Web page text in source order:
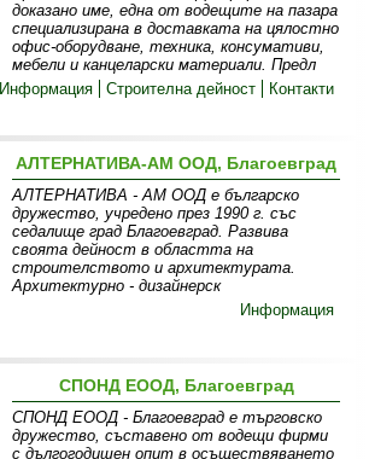
доказано име, една от водещите на пазара
специализирана в доставката на цялостно
офис-оборудване, техника, консумативи,
мебели и канцеларски материали. Предл
Информация
Строителна дейност Контакти
АЛТЕРНАТИВА-АМ ООД, Благоевград
АЛТЕРНАТИВА - АМ ООД е българско
дружество, учредено през 1990 г. със
седалище град Благоевград. Развива
своята дейност в областта на
строителството и архитектурата.
Архитектурно - дизайнерск
Информация
СПОНД ЕООД, Благоевград
СПОНД ЕООД - Благоевград е търговско
дружество, съставено от водещи фирми
с дългогодишен опит в осъществяването